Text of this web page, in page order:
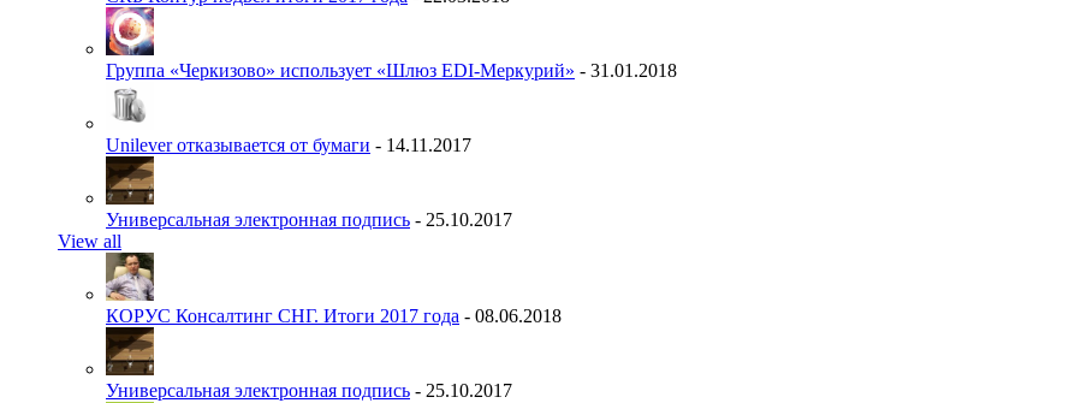
Группа «Черкизово» использует «Шлюз EDI-Меркурий» - 31.01.2018
Unilever отказывается от бумаги - 14.11.2017
Универсальная электронная подпись - 25.10.2017
View all
КОРУС Консалтинг СНГ. Итоги 2017 года - 08.06.2018
Универсальная электронная подпись - 25.10.2017